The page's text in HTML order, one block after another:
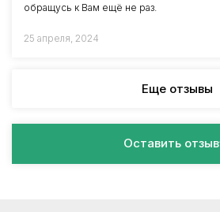
обращусь к Вам ещё не раз.
25 апреля, 2024
Еще отзывы
Оставить отзыв